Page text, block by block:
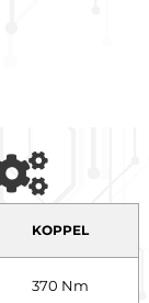
KOPPEL
370 Nm